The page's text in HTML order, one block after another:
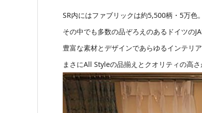
SR内にはファブリックは約5,500柄・5万色
その中でも多数の品ぞろえのあるドイツの
豊富な素材とデザインであらゆるインテリア
まさにAll Styleの品揃えとクオリティの高